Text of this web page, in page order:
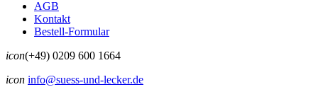
AGB
Kontakt
Bestell-Formular
icon(+49) 0209 600 1664
icon info@suess-und-lecker.de